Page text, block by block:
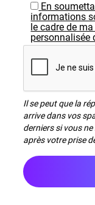
En
informations
le cadre de
personnalisée
Il se peut que la
arrive dans vos
derniers si vous
après votre prise